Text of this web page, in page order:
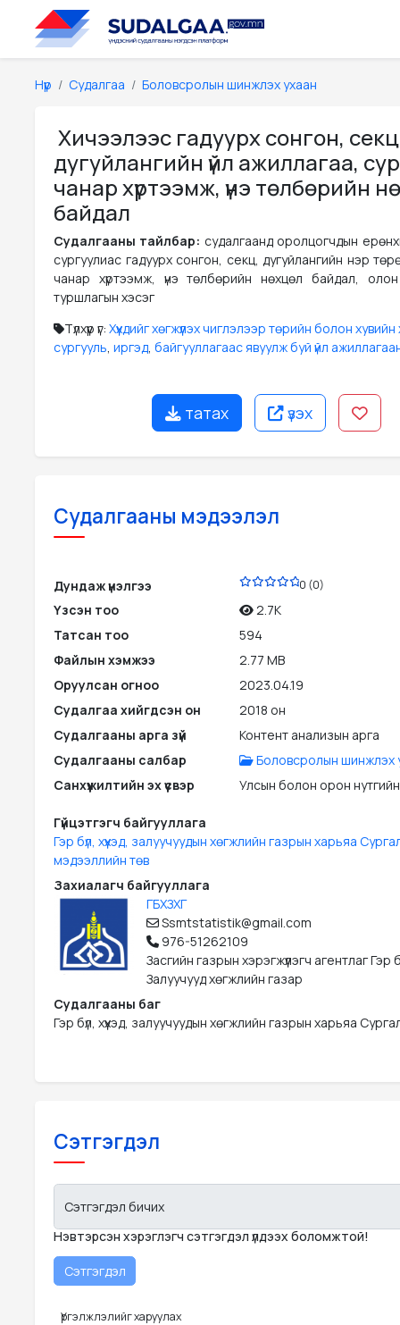
Нүүр Судалгаа Боловсролын шинжлэх ухаан
Хичээлээс гадуурх сонгон,
дугуйлангийн үйл ажиллагаа,
чанар хүртээмж, үнэ төлбөрийн
байдал
Судалгааны тайлбар: судалгаанд оролцогчдын
сургуулиас гадуурх сонгон, секц, дугуйлангийн нэр
чанар хүртээмж, үнэ төлбөрийн нөхцөл байдал,
туршлагын хэсэг
Түлхүүр үг: Хүүхдийг хөгжүүлэх чиглэлээр төрийн болон
сургууль, иргэд, байгууллагаас явуулж буй үйл
татах үзэх
Судалгааны мэдээлэл
Дундаж үнэлгээ 0 (0)
Үзсэн тоо
2.7K
Татсан тоо
594
Файлын хэмжээ
2.77 MB
Оруулсан огноо
2023.04.19
Судалгаа хийгдсэн он
2018 он
Судалгааны арга зүй
Контент анализын арга
Судалгааны салбар
Боловсролын шинжлэх
Санхүүжилтийн эх үүсвэр
Улсын болон орон
Гүйцэтгэгч байгууллага
Гэр бүл, хүүхэд, залуучуудын хөгжлийн газрын харьяа
мэдээллийн төв
Захиалагч байгууллага
ГБХЗХГ
Ssmtstatistik@gmail.com
976-51262109
Засгийн газрын хэрэгжүүлэгч агентлаг Гэр
Залуучууд хөгжлийн газар
Судалгааны баг
Гэр бүл, хүүхэд, залуучуудын хөгжлийн газрын харьяа
Сэтгэгдэл
Сэтгэгдэл бичих
Нэвтэрсэн хэрэглэгч сэтгэгдэл үлдээх боломжтой!
Үргэлжлэлийг харуулах